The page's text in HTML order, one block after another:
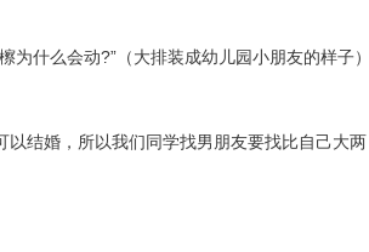
什么会动?”（大排装成幼儿园小朋友的样子）
结婚，所以我们同学找男朋友要找比自己大两